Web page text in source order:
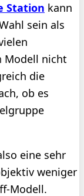
Station kann
sein als
Modell nicht
die
ob es
eine sehr
weniger
Modell.